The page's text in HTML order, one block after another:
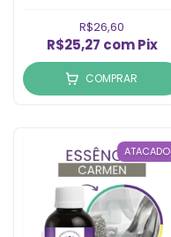
R$26,60
R$25,27 com Pix
COMPRAR
ATACADO